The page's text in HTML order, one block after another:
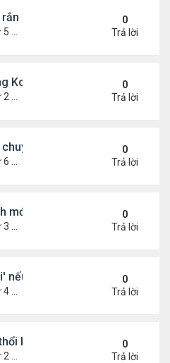
của ông Putin trong xung
4:20 pm
0
Trả lời
Kong trắng tay sau thảm họa
5:49 pm
0
Trả lời
Mỹ về kế hoạch hòa
4:28 pm
0
Trả lời
mới thử thách khả năng ứng
6:48 pm
0
Trả lời
nếu can thiệp quân sự vào
4:49 pm
0
Trả lời
bùng căng thẳng Trung -
9:39 am
0
Trả lời